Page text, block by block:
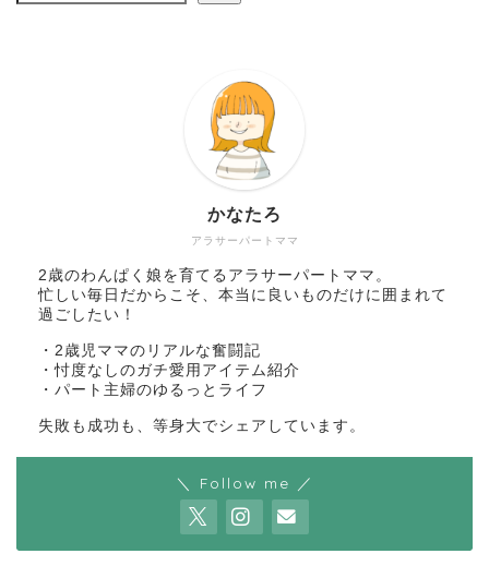
アラサーパートママ
かなたろ
2歳のわんぱく娘を育てるアラサーパートママ。
忙しい毎日だからこそ、本当に良いものだけに囲まれて
過ごしたい！
・2歳児ママのリアルな奮闘記
・忖度なしのガチ愛用アイテム紹介
・パート主婦のゆるっとライフ
失敗も成功も、等身大でシェアしています。
＼ Follow me ／